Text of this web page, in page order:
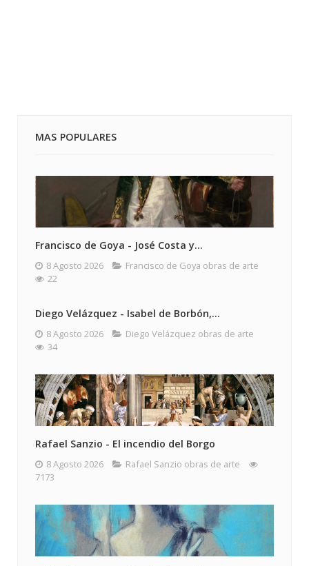
MAS POPULARES
Francisco de Goya - José Costa y...
8 Agosto 2026
Francisco de Goya obras de arte
22
Diego Velázquez - Isabel de Borbón,...
8 Agosto 2026
Diego Velázquez obras de arte
34
Rafael Sanzio - El incendio del Borgo
8 Agosto 2026
Rafael Sanzio obras de arte
7173